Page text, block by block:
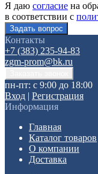
Я даю согласие на
в соответствии с
Контакты
+7 (383) 235-94-83
zgm-prom@bk.ru
пн-пт: с 9:00 до 18:00
Вход | Регистрация
Информация
Главная
Каталог товаров
О компании
Доставка